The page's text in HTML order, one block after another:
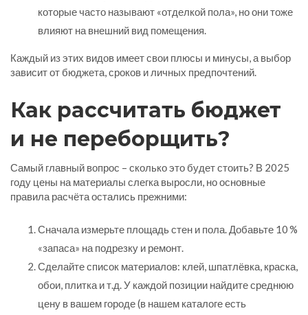
которые часто называют «отделкой пола», но они тоже
влияют на внешний вид помещения.
Каждый из этих видов имеет свои плюсы и минусы, а выбор
зависит от бюджета, сроков и личных предпочтений.
Как рассчитать бюджет
и не переборщить?
Самый главный вопрос – сколько это будет стоить? В 2025
году цены на материалы слегка выросли, но основные
правила расчёта остались прежними:
Сначала измерьте площадь стен и пола. Добавьте 10 %
«запаса» на подрезку и ремонт.
Сделайте список материалов: клей, шпатлёвка, краска,
обои, плитка и т.д. У каждой позиции найдите среднюю
цену в вашем городе (в нашем каталоге есть